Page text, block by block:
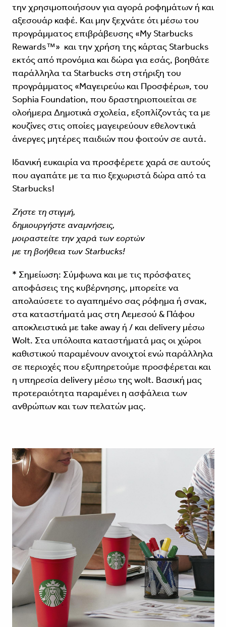
την χρησιμοποιήσουν για αγορά ροφημάτων ή και
αξεσουάρ καφέ. Και μην ξεχνάτε ότι μέσω του
προγράμματος επιβράβευσης «My Starbucks
Rewards™» και την χρήση της κάρτας Starbucks
εκτός από προνόμια και δώρα για εσάς, βοηθάτε
παράλληλα τα Starbucks στη στήριξη του
προγράμματος «Μαγειρεύω και Προσφέρω», του
Sophia Foundation, που δραστηριοποιείται σε
ολοήμερα Δημοτικά σχολεία, εξοπλίζοντάς τα με
κουζίνες στις οποίες μαγειρεύουν εθελοντικά
άνεργες μητέρες παιδιών που φοιτούν σε αυτά.
Ιδανική ευκαιρία να προσφέρετε χαρά σε αυτούς
που αγαπάτε με τα πιο ξεχωριστά δώρα από τα
Starbucks!
Ζήστε τη στιγμή,
δημιουργήστε αναμνήσεις,
μοιραστείτε την χαρά των εορτών
με τη βοήθεια των Starbucks!
* Σημείωση: Σύμφωνα και με τις πρόσφατες
αποφάσεις της κυβέρνησης, μπορείτε να
απολαύσετε το αγαπημένο σας ρόφημα ή σνακ,
στα καταστήματά μας στη Λεμεσού & Πάφου
αποκλειστικά με take away ή / και delivery μέσω
Wolt. Στα υπόλοιπα καταστήματά μας οι χώροι
καθιστικού παραμένουν ανοιχτοί ενώ παράλληλα
σε περιοχές που εξυπηρετούμε προσφέρεται και
η υπηρεσία delivery μέσω της wolt. Βασική μας
προτεραιότητα παραμένει η ασφάλεια των
ανθρώπων και των πελατών μας.